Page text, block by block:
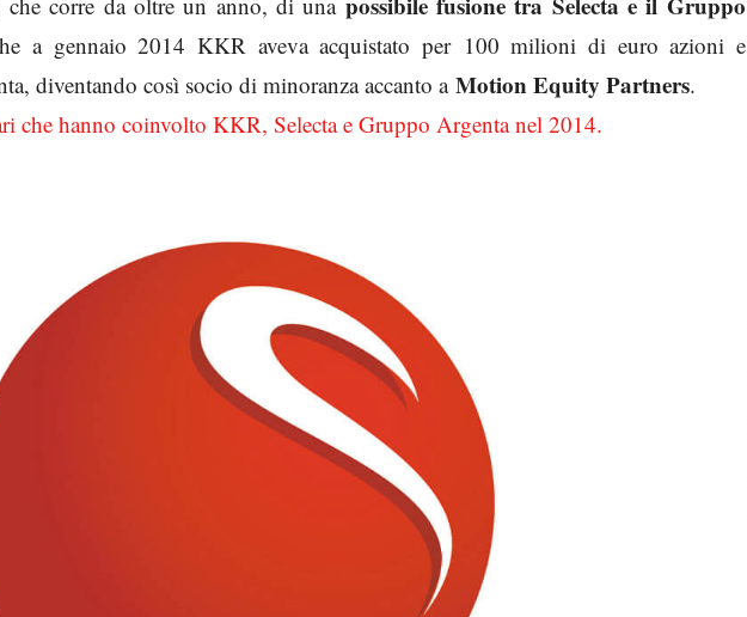
a gennaio 2014 KKR aveva acquistato per 100 milioni di euro azioni e
diventando così socio di minoranza accanto a Motion Equity Partners.
che hanno coinvolto KKR, Selecta e Gruppo Argenta nel 2014.